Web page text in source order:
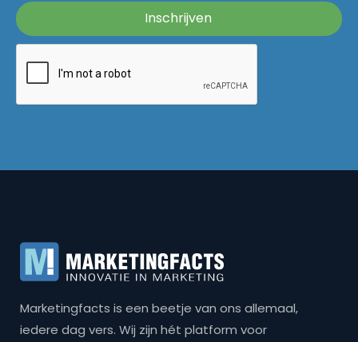
Marketingfacts is een beetje van ons allemaal,
iedere dag vers. Wij zijn hét platform voor